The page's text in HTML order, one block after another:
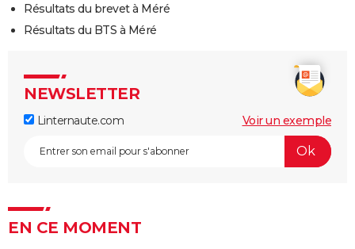
Résultats du brevet à Méré
Résultats du BTS à Méré
NEWSLETTER
Linternaute.com Voir un exemple
EN CE MOMENT